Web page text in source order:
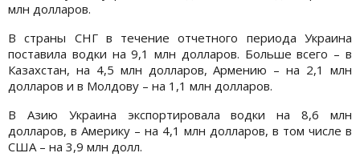
млн долларов.
В страны СНГ в течение отчетного периода Украина
поставила водки на 9,1 млн долларов. Больше всего – в
Казахстан, на 4,5 млн долларов, Армению – на 2,1 млн
долларов и в Молдову – на 1,1 млн долларов.
В Азию Украина экспортировала водки на 8,6 млн
долларов, в Америку – на 4,1 млн долларов, в том числе в
США – на 3,9 млн долл.